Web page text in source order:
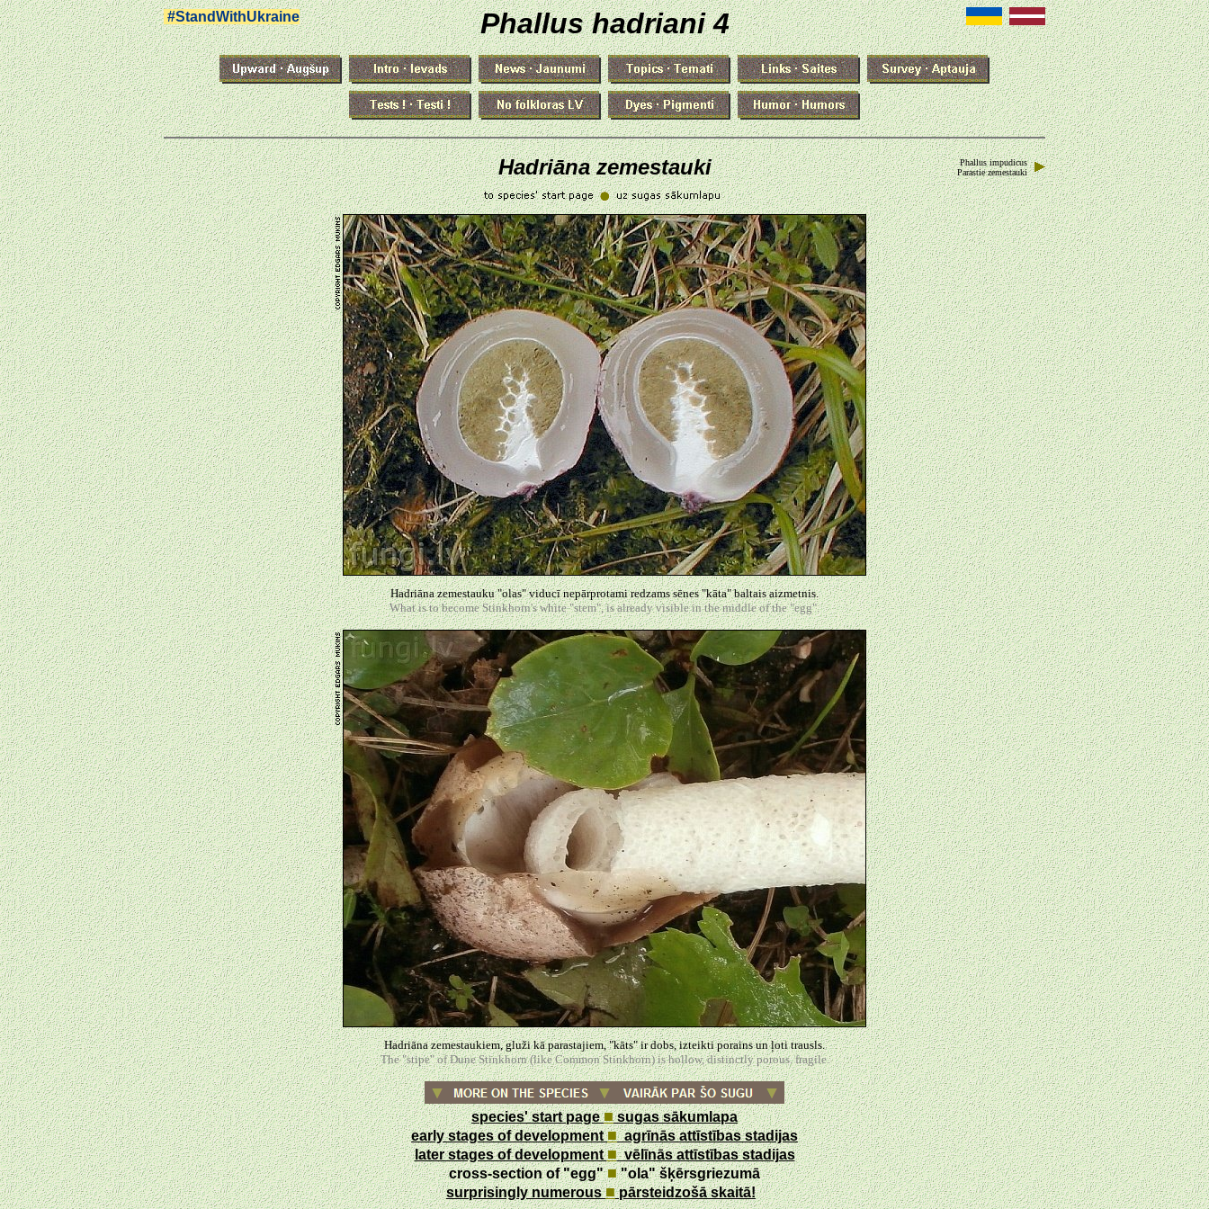
#StandWithUkraine Phallus hadriani 4
Hadriāna zemestauki
Phallus impudicus
Parastie zemestauki
Hadriāna zemestauku "olas" viducī nepārprotami redzams sēnes "kāta" baltais aizmetnis.
What is to become Stinkhorn's white "stem", is already visible in the middle of the "egg".
Hadriāna zemestaukiem, gluži kā parastajiem, "kāts" ir dobs, izteikti porains un ļoti trausls.
The "stipe" of Dune Stinkhorn (like Common Stinkhorn) is hollow, distinctly porous. fragile.
species' start page■sugas sākumlapa
early stages of development■agrīnās attīstības stadijas
later stages of development■vēlīnās attīstības stadijas
cross-section of "egg"■"ola" šķērsgriezumā
surprisingly numerous■pārsteidzošā skaitā!